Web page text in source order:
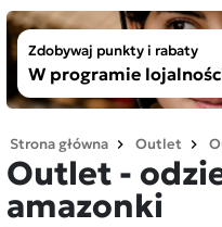
Zdobywaj punkty i rabaty
W programie
Strona główna Outlet
Outlet -
amazonki